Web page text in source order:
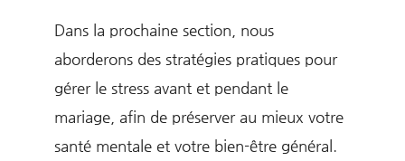
Dans la prochaine section, nous
aborderons des stratégies pratiques pour
gérer le stress avant et pendant le
mariage, afin de préserver au mieux votre
santé mentale et votre bien-être général.